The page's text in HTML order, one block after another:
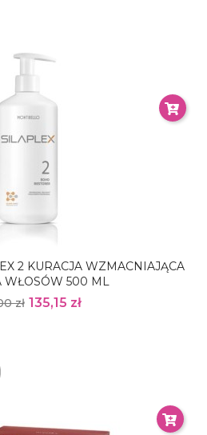
2 KURACJA WZMACNIAJĄCA
WŁOSÓW 500 ML
zł 135,15 zł